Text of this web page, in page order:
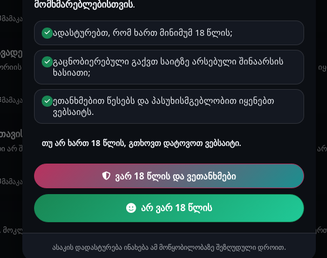
მამაკაცების ისტორიები
დაწერა მინდა, ამიტომაც გადავწყვიტე დამეწერა ერთ-ერთი ისტორია. შუაღამე
მამაკაცების ისტორიები
ვიდეო მაყურებინა
შემიწყვეტია თუ ვინ იყო ის კაცი ვინც ჩემ გოგოსთან იწვა, ზუსტად არც ის ვიცოდი
მამაკაცების ისტორიები
მოკლედ ბათუმში ჩამოვედი 1წლის წინ. მომინდა გართობა. ჩავედი ბულვარის ერთ-
მომხმარებლებისთვის.
ადასტურებთ, რომ ხართ მინიმუმ 18 წლის;
გაცნობიერებული გაქვთ საიტზე არსებული შინაარსის
ხასიათი;
ეთანხმებით წესებს და პასუხისმგებლობით იყენებთ
ვებსაიტს.
თუ არ ხართ 18 წლის, გთხოვთ დატოვოთ ვებსაიტი.
ვარ 18 წლის და ვეთანხმები
არ ვარ 18 წლის
ასაკის დადასტურება ინახება ამ მოწყობილობაზე შეზღუდული დროით.